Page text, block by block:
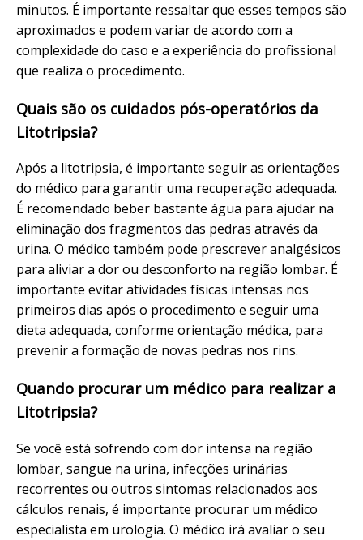
minutos. É importante ressaltar que esses tempos são
aproximados e podem variar de acordo com a
complexidade do caso e a experiência do profissional
que realiza o procedimento.
Quais são os cuidados pós-operatórios da
Litotripsia?
Após a litotripsia, é importante seguir as orientações
do médico para garantir uma recuperação adequada.
É recomendado beber bastante água para ajudar na
eliminação dos fragmentos das pedras através da
urina. O médico também pode prescrever analgésicos
para aliviar a dor ou desconforto na região lombar. É
importante evitar atividades físicas intensas nos
primeiros dias após o procedimento e seguir uma
dieta adequada, conforme orientação médica, para
prevenir a formação de novas pedras nos rins.
Quando procurar um médico para realizar a
Litotripsia?
Se você está sofrendo com dor intensa na região
lombar, sangue na urina, infecções urinárias
recorrentes ou outros sintomas relacionados aos
cálculos renais, é importante procurar um médico
especialista em urologia. O médico irá avaliar o seu